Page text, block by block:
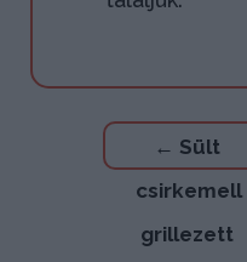
Bejegyzés
navigáció
← Sült
csirkemell
grillezett